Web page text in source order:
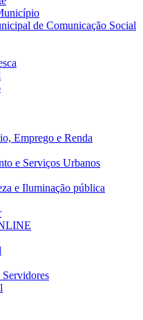
de Comunicação Social
Emprego e Renda
e Serviços Urbanos
e Iluminação pública
Servidores